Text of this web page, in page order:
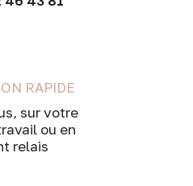
RAPIDE
sur votre
ou en
relais